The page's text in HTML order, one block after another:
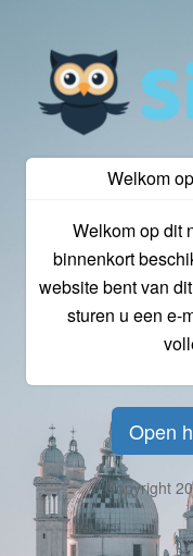
Welkom
Welkom op dit
binnenkort
website bent van
sturen u een e-
Open
© Copyright